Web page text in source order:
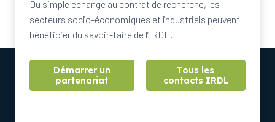
Du simple échange au contrat de recherche, les
secteurs socio-économiques et industriels peuvent
bénéficier du savoir-faire de l’IRDL.
Démarrer un
partenariat
Tous les
contacts IRDL